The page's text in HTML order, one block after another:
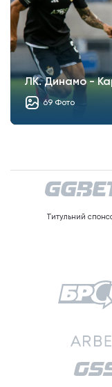
ЛК. Динамо -
69 Фото
Титульний